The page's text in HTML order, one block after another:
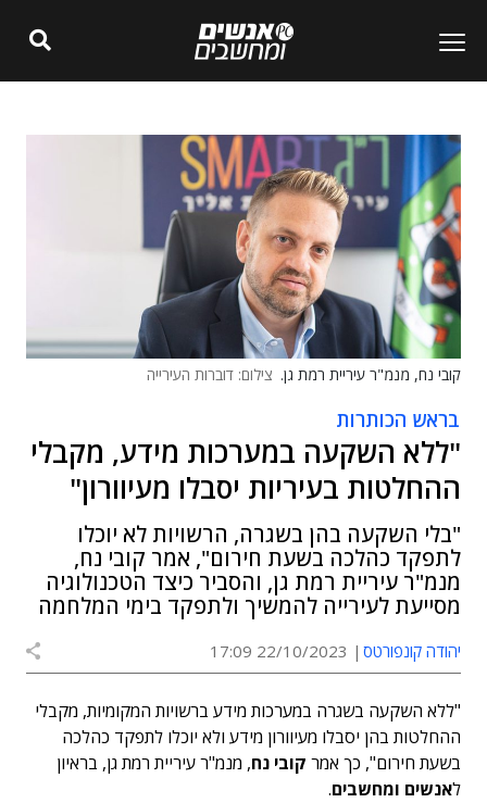
קובי נח, מנמ"ר עיריית רמת גן. צילום: דוברות העירייה
בראש הכותרות
"ללא השקעה במערכות מידע, מקבלי
ההחלטות בעיריות יסבלו מעיוורון"
"בלי השקעה בהן בשגרה, הרשויות לא יוכלו
לתפקד כהלכה בשעת חירום", אמר קובי נח,
מנמ"ר עיריית רמת גן, והסביר כיצד הטכנולוגיה
מסייעת לעירייה להמשיך ולתפקד בימי המלחמה
יהודה קונפורטס 22/10/2023 17:09
"ללא השקעה בשגרה במערכות מידע ברשויות המקומיות, מקבלי
ההחלטות בהן יסבלו מעיוורון מידע ולא יוכלו לתפקד כהלכה
בשעת חירום", כך אמר קובי נח, מנמ"ר עיריית רמת גן, בראיון
לאנשים ומחשבים.